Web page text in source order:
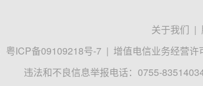
关于我们 |
粤ICP备09109218号-7 | 增值电信业务经营
违法和不良信息举报电话：0755-83514034